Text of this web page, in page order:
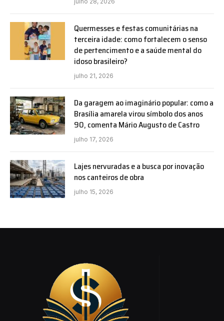
Quermesses e festas comunitárias na
terceira idade: como fortalecem o senso
de pertencimento e a saúde mental do
idoso brasileiro?
julho 21, 2026
Da garagem ao imaginário popular: como a
Brasília amarela virou símbolo dos anos
90, comenta Mário Augusto de Castro
julho 17, 2026
Lajes nervuradas e a busca por inovação
nos canteiros de obra
julho 15, 2026